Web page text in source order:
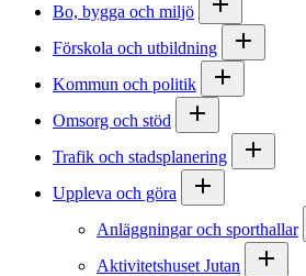
Bo, bygga och miljö
Förskola och utbildning
Kommun och politik
Omsorg och stöd
Trafik och stadsplanering
Uppleva och göra
Anläggningar och sporthallar
Aktivitetshuset Jutan